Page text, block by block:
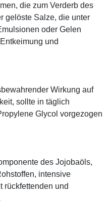
die zum Verderb des
gelöste Salze, die unter
oder Gelen
und
Wirkung auf
sollte in täglich
Glycol vorgezogen
des Jojobaöls,
intensive
rückfettenden und